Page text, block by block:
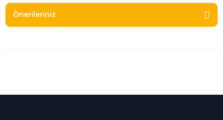
Önerileriniz
Alışveriş